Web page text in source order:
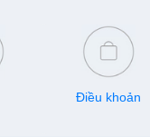
Điều khoản